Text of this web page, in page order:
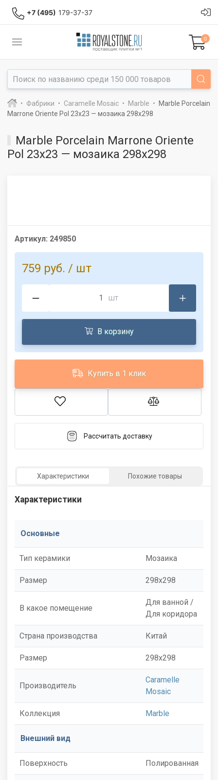
+7 (495) 179-37-37
0
Фабрики Caramelle Mosaic Marble
Marble Porcelain
Marrone Oriente Pol 23x23 — мозаика 298x298
Marble Porcelain Marrone Oriente
Pol 23x23 — мозаика 298x298
Артикул: 249850
759 руб. / шт
шт
В корзину
Купить в 1 клик
Рассчитать доставку
Характеристики Похожие товары
Характеристики
Основные
Тип керамики Мозаика
Размер 298x298
В какое помещение
Для ванной /
Для коридора
Страна производства Китай
Размер 298x298
Производитель
Caramelle
Mosaic
Коллекция Marble
Внешний вид
Поверхность Полированная